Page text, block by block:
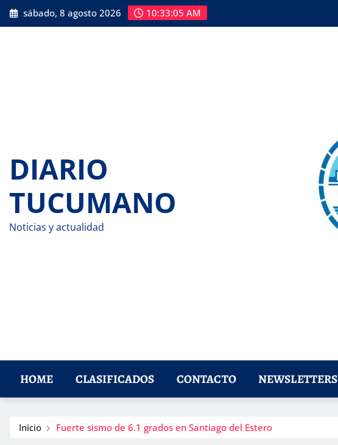
Saltar
al
sábado, 8 agosto 2026 10:33:06 AM
DIARIO
TUCUMANO
Noticias y actualidad
HOME CLASIFICADOS CONTACTO NEWSLETTERS
Inicio Fuerte sismo de 6.1 grados en Santiago del Estero